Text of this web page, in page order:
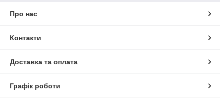
Про нас
Контакти
Доставка та оплата
Графік роботи